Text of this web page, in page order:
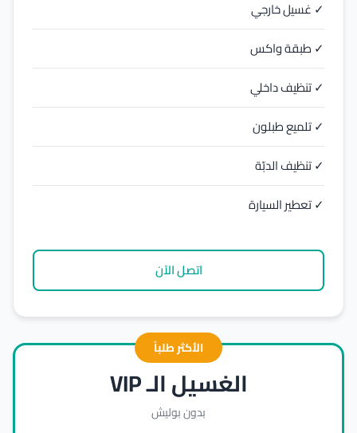
✓ غسيل خارجي
✓ طبقة واكس
✓ تنظيف داخلي
✓ تلميع طبلون
✓ تنظيف الدبّة
✓ تعطير السيارة
اتصل الآن
الأكثر طلباً
الغسيل الـ VIP
بدون بوليش